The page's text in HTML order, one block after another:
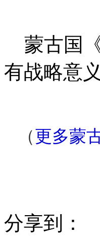
蒙古国
有战略意
（更多蒙
分享到：